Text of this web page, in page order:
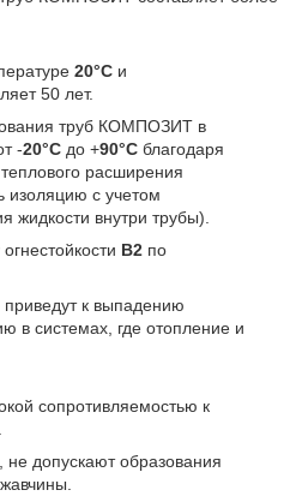
20°С и
50 лет.
труб КОМПОЗИТ в
-20°С до +90°С благодаря
расширения
изоляцию с учетом
жидкости внутри трубы).
B2 по
к выпадению
в системах, где отопление и
сопротивляемостью к
не допускают образования